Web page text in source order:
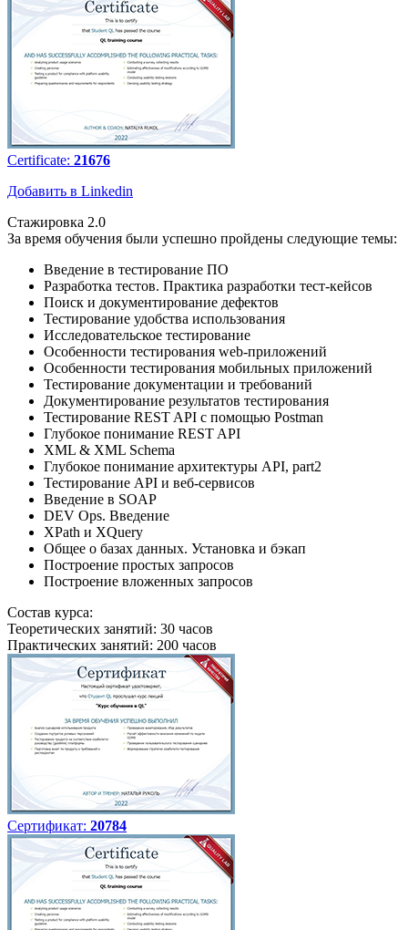
Certificate: 21676
Добавить в Linkedin
Стажировка 2.0
За время обучения были успешно пройдены следующие темы:
Введение в тестирование ПО
Разработка тестов. Практика разработки тест-кейсов
Поиск и документирование дефектов
Тестирование удобства использования
Исследовательское тестирование
Особенности тестирования web-приложений
Особенности тестирования мобильных приложений
Тестирование документации и требований
Документирование результатов тестирования
Тестирование REST API с помощью Postman
Глубокое понимание REST API
XML & XML Schema
Глубокое понимание архитектуры API, part2
Тестирование API и веб-сервисов
Введение в SOAP
DEV Ops. Введение
XPath и XQuery
Общее о базах данных. Установка и бэкап
Построение простых запросов
Построение вложенных запросов
Состав курса:
Теоретических занятий: 30 часов
Практических занятий: 200 часов
Сертификат: 20784